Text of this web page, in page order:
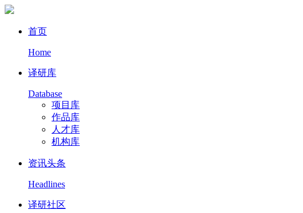
首页
Home
译研库
Database
项目库
作品库
人才库
机构库
资讯头条
Headlines
译研社区